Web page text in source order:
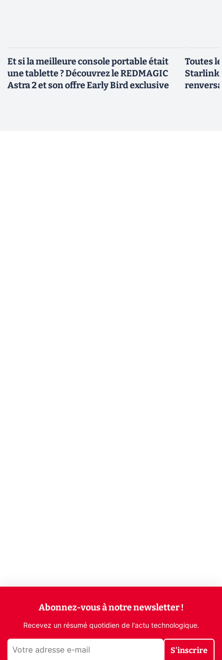
Et si la meilleure console portable était
une tablette ? Découvrez le REDMAGIC
Astra 2 et son offre Early Bird exclusive
Toutes
Starlink
Abonnez-vous à notre newsletter !
Recevez un résumé quotidien de l'actu technologique.
S'inscrire